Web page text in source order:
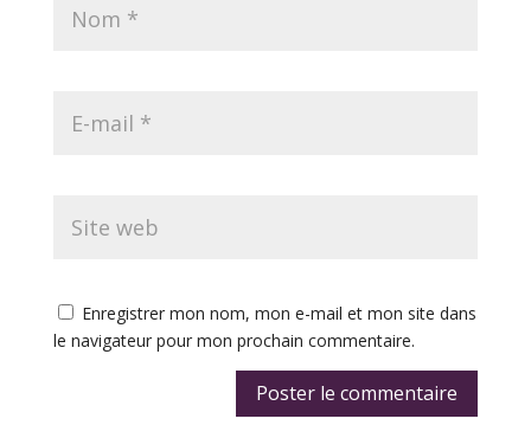
Enregistrer mon nom, mon e-mail et mon site dans
le navigateur pour mon prochain commentaire.